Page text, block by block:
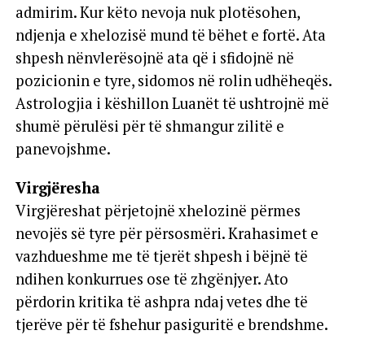
admirim. Kur këto nevoja nuk plotësohen,
ndjenja e xhelozisë mund të bëhet e fortë. Ata
shpesh nënvlerësojnë ata që i sfidojnë në
pozicionin e tyre, sidomos në rolin udhëheqës.
Astrologjia i këshillon Luanët të ushtrojnë më
shumë përulësi për të shmangur zilitë e
panevojshme.
Virgjëresha
Virgjëreshat përjetojnë xhelozinë përmes
nevojës së tyre për përsosmëri. Krahasimet e
vazhdueshme me të tjerët shpesh i bëjnë të
ndihen konkurrues ose të zhgënjyer. Ato
përdorin kritika të ashpra ndaj vetes dhe të
tjerëve për të fshehur pasiguritë e brendshme.